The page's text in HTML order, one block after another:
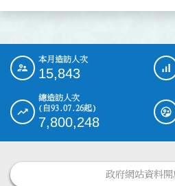
::: 本月造訪人次
15,843
總造訪人次
(自93.07.26起)
7,800,248
政府網站資料開